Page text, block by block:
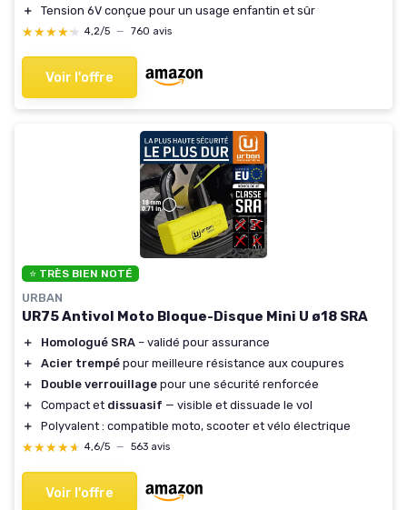
＋ Tension 6V conçue pour un usage enfantin et sûr
★★★★★
★★★★★ 4,2/5 — 760 avis
Voir l'offre
⭐ TRÈS BIEN NOTÉ
URBAN
UR75 Antivol Moto Bloque-Disque Mini U ø18 SRA
＋ Homologué SRA – validé pour assurance
＋
Acier trempé pour meilleure résistance aux coupures
＋
Double verrouillage pour une sécurité renforcée
＋
Compact et dissuasif — visible et dissuade le vol
＋
Polyvalent : compatible moto, scooter et vélo électrique
★★★★★
★★★★★ 4,6/5 — 563 avis
Voir l'offre